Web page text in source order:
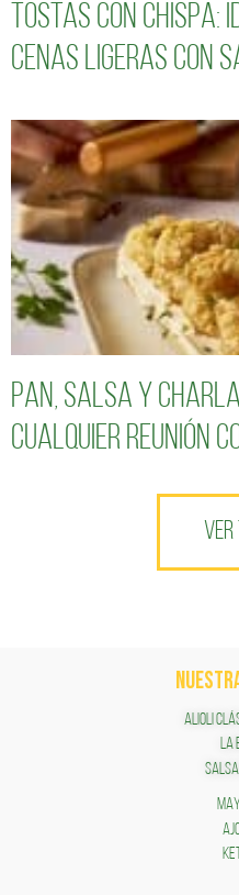
Tostas con
cenas ligeras con
Pan, salsa y
cualquier reunión
VER
ALIOLI
LA
SALSA